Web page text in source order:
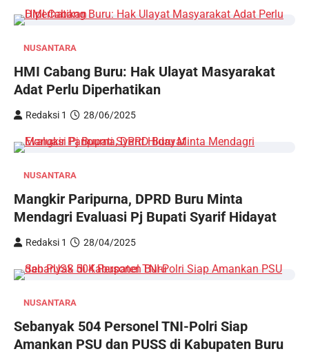
NUSANTARA
HMI Cabang Buru: Hak Ulayat Masyarakat
Adat Perlu Diperhatikan
Redaksi 1 28/06/2025
NUSANTARA
Mangkir Paripurna, DPRD Buru Minta
Mendagri Evaluasi Pj Bupati Syarif Hidayat
Redaksi 1 28/04/2025
NUSANTARA
Sebanyak 504 Personel TNI-Polri Siap
Amankan PSU dan PUSS di Kabupaten Buru